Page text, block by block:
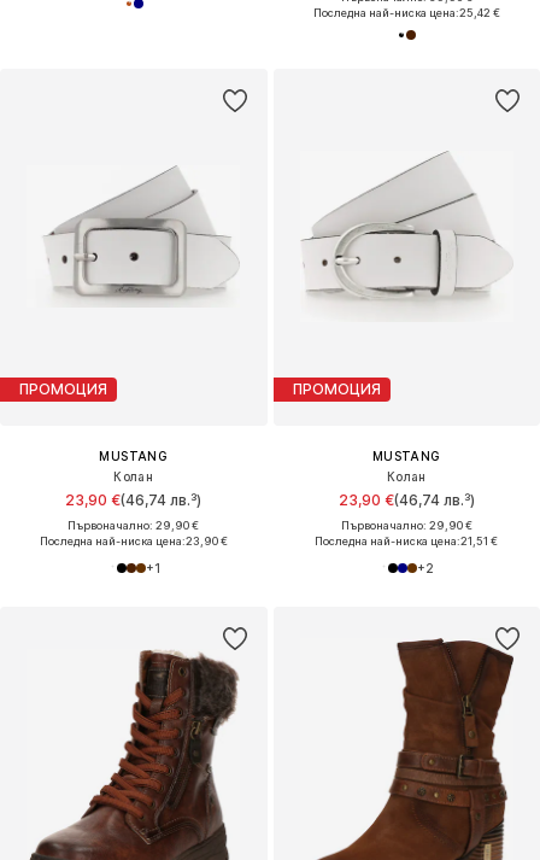
Последна най-ниска цена:25,42 €
ПРОМОЦИЯ
MUSTANG
Колан
23,90 €(46,74 лв.³)
Първоначално: 29,90 €
Последна най-ниска цена:23,90 €
+1
ПРОМОЦИЯ
MUSTANG
Колан
23,90 €(46,74 лв.³)
Първоначално: 29,90 €
Последна най-ниска цена:21,51 €
+2